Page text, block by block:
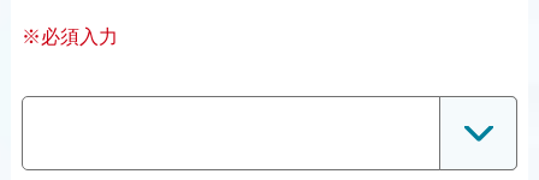
※必須入力